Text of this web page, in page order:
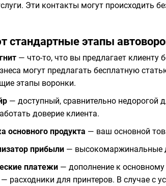
Эти контакты могут происходить
стандартные этапы
— что-то, что вы предлагает клиенту
могут предлагать бесплатную
этапы воронки.
— доступный, сравнительно недорогой
доверие клиента.
основного продукта — ваш основной
прибыли — высокомаржинальные
платежи — дополнение к основному
расходники для принтеров. В случае с